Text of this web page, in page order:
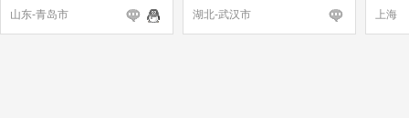
山东-青岛市
湖北-武汉市
上海